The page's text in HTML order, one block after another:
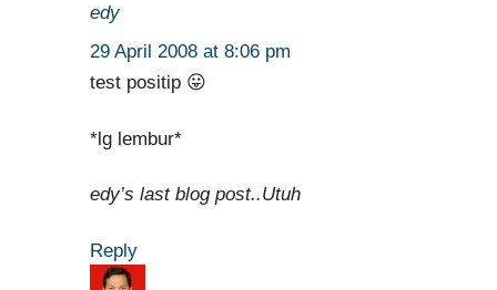
edy
29 April 2008 at 8:06 pm
test positip 😛
*lg lembur*
edy’s last blog post..Utuh
Reply